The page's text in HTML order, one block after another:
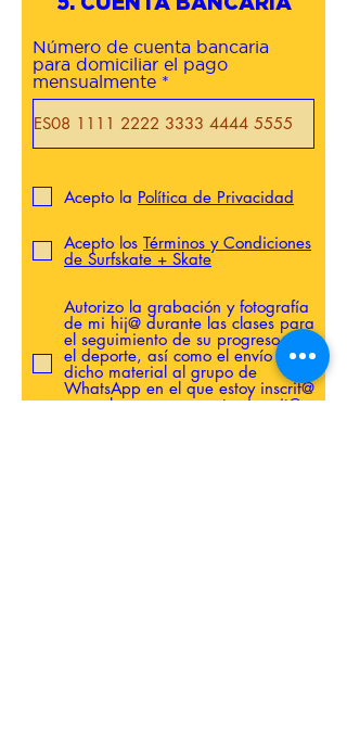
Número de cuenta bancaria
para domiciliar el pago
mensualmente
Acepto la Política de Privacidad
Acepto los Términos y Condiciones
de Surfskate + Skate
Autorizo la grabación y fotografía
de mi hij@ durante las clases para
el seguimiento de su progreso en
el deporte, así como el envío de
dicho material al grupo de
WhatsApp en el que estoy inscrit@
o en el que se encuentra inscrit@